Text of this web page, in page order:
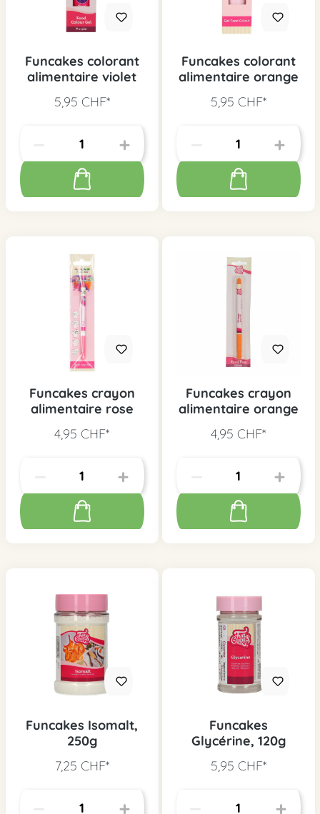
Funcakes colorant
alimentaire violet
5,95 CHF*
Funcakes colorant
alimentaire orange
5,95 CHF*
Funcakes crayon
alimentaire rose
4,95 CHF*
Funcakes crayon
alimentaire orange
4,95 CHF*
Funcakes Isomalt,
250g
7,25 CHF*
Funcakes
Glycérine, 120g
5,95 CHF*